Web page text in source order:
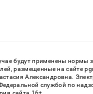
будут применены нормы
размещенные на сайте
Александровна.
службой по